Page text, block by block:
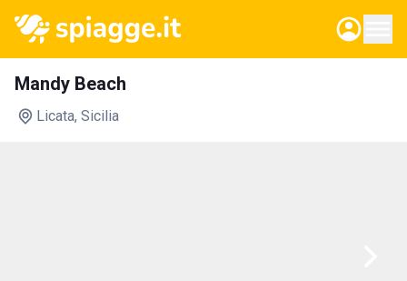
Mandy Beach
Licata, Sicilia